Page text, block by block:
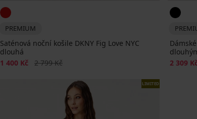
PREMIUM
Saténová noční košile DKNY Fig Love NYC
dlouhá
Sleva
1 400 Kč Původní cena
2 799 Kč
Sleva
2 309
LIMITED